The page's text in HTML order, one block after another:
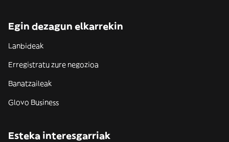
Egin dezagun elkarrekin
Lanbideak
Erregistratu zure negozioa
Banatzaileak
Glovo Business
Esteka interesgarriak